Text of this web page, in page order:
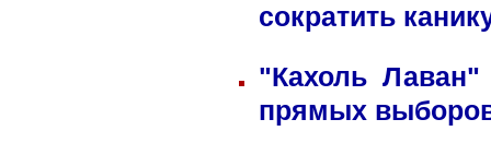
сократить
"Кахоль
прямых